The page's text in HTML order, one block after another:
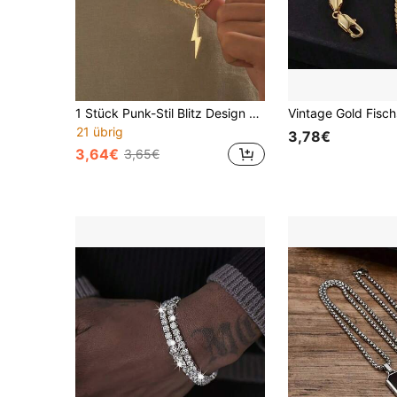
1 Stück Punk-Stil Blitz Design Anhänger Halskette für Herren, modische Edelstahl Streetwear Kette Halskette, lässiges multifunktionales Alltagsschmuck Accessoire, mexikanische Halskette Vatertags Geschenk Schulanfang Halloween Accessoires Streetwear Accessoires Jeans Accessoires
21 übrig
3,64€ 3,65€
3,78€